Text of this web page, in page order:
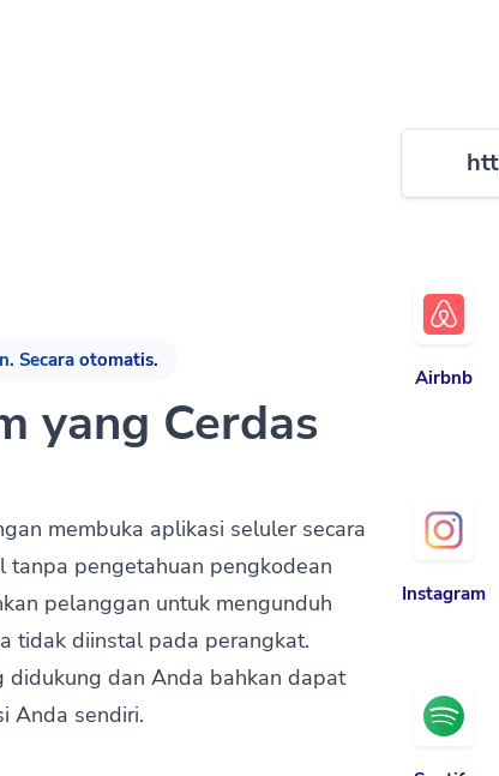
Secara otomatis.
yang Cerdas
membuka aplikasi seluler secara
pengetahuan pengkodean
pelanggan untuk mengunduh
tidak diinstal pada perangkat.
didukung dan Anda bahkan dapat
Anda sendiri.
Airbnb
Instagram